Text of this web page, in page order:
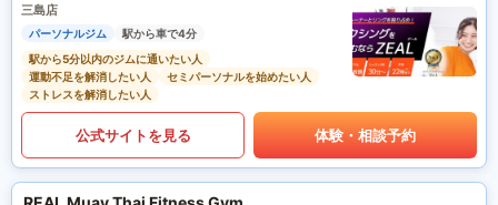
三島店
パーソナルジム
駅から車で4分
駅から5分以内のジムに通いたい人
運動不足を解消したい人
セミパーソナルを始めたい人
ストレスを解消したい人
公式サイトを見る 体験・相談予約